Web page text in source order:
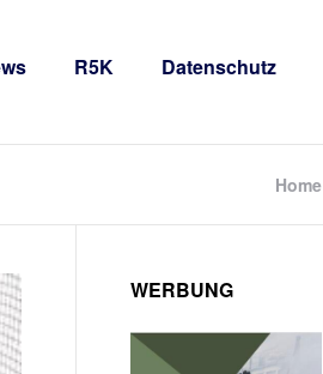
R5K Datenschutz
Home
WERBUNG